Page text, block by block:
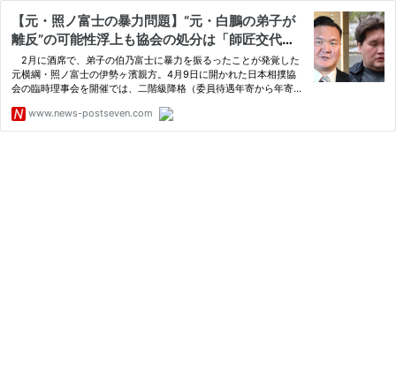
【元・照ノ富士の暴力問題】“元・白鵬の弟子が
離反”の可能性浮上も協会の処分は「師匠交代な
し」 一気に遠のいた「旧宮城野部屋の再興」の
シナリオ
2月に酒席で、弟子の伯乃富士に暴力を振るったことが発覚した
元横綱・照ノ富士の伊勢ヶ濱親方。4月9日に開かれた日本相撲協
会の臨時理事会を開催では、二階級降格（委員待遇年寄から年寄）
www.news-postseven.com